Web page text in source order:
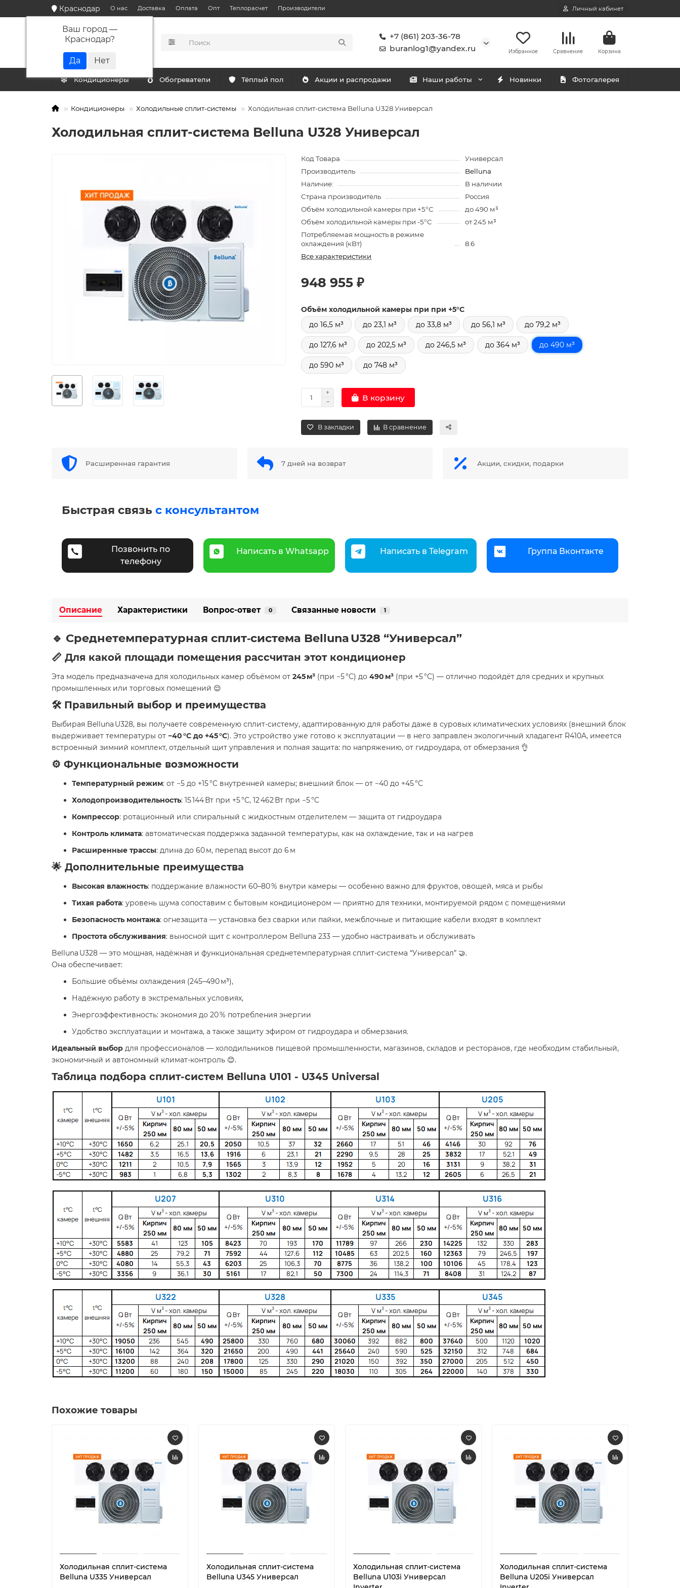
Краснодар
Ваш город —
Краснодар?
О нас Доставка Оплата Опт Теплорасчет Производители Личный кабинет
КАТАЛОГ
+7 (861) 203-36-78
buranlog1@yandex.ru
Избранное Сравнение Корзина
Кондиционеры Обогреватели Тёплый пол Акции и распродажи Наши работы Новинки Фотогалерея
Кондиционеры Холодильные сплит-системы Холодильная сплит-система Belluna U328 Универсал
Холодильная сплит-система Belluna U328 Универсал
Код Товара
Универсал
Производитель
Belluna
Наличие:
В наличии
Страна производитель
Россия
Объём холодильной камеры при +5°С
до 490 м³
Объём холодильной камеры при -5°С
от 245 м³
Потребляемая мощность в режиме
охлаждения (кВт)
8.6
Все характеристики
948 955 ₽
Объём холодильной камеры при при +5°С
до 16,5 м³
до 23,1 м³ до 33,8 м³ до 56,1 м³ до 79,2 м³
до 127,6 м³ до 202,5 м³ до 246,5 м³ до 364 м³ до 490 м³
до 590 м³ до 748 м³
В корзину
В закладки В сравнение
Расширенная гарантия 7 дней на возврат Акции, скидки, подарки
Быстрая связь с консультантом
Позвонить по
телефону
Написать в Whatsapp Написать в Telegram Группа Вконтакте
Описание Характеристики Вопрос-ответ 0 Связанные новости 1
🔹 Среднетемпературная сплит‑система Belluna U328 “Универсал”
📏 Для какой площади помещения рассчитан этот кондиционер
Эта модель предназначена для холодильных камер объёмом от 245 м³ (при −5 °C) до 490 м³ (при +5 °C) — отлично подойдёт для средних и крупных
промышленных или торговых помещений 😌
🛠️ Правильный выбор и преимущества
Выбирая Belluna U328, вы получаете современную сплит-систему, адаптированную для работы даже в суровых климатических условиях (внешний блок
выдерживает температуры от −40 °C до +45 °C). Это устройство уже готово к эксплуатации — в него заправлен экологичный хладагент R410A, имеется
встроенный зимний комплект, отдельный щит управления и полная защита: по напряжению, от гидроудара, от обмерзания 👌
⚙️ Функциональные возможности
Температурный режим: от −5 до +15 °C внутренней камеры; внешний блок — от −40 до +45 °C
Холодопроизводительность: 15 144 Вт при +5 °C, 12 462 Вт при −5 °C
Компрессор: ротационный или спиральный с жидкостным отделителем — защита от гидроудара
Контроль климата: автоматическая поддержка заданной температуры, как на охлаждение, так и на нагрев
Расширенные трассы: длина до 60 м, перепад высот до 6 м
🌟 Дополнительные преимущества
Высокая влажность: поддержание влажности 60–80 % внутри камеры — особенно важно для фруктов, овощей, мяса и рыбы
Тихая работа: уровень шума сопоставим с бытовым кондиционером — приятно для техники, монтируемой рядом с помещениями
Безопасность монтажа: огнезащита — установка без сварки или пайки, межблочные и питающие кабели входят в комплект
Простота обслуживания: выносной щит с контроллером Belluna 233 — удобно настраивать и обслуживать
Belluna U328 — это мощная, надёжная и функциональная среднетемпературная сплит-система “Универсал” 🤝.
Она обеспечивает:
Большие объёмы охлаждения (245–490 м³),
Надёжную работу в экстремальных условиях,
Энергоэффективность: экономия до 20 % потребления энергии
Удобство эксплуатации и монтажа, а также защиту эфиром от гидроудара и обмерзания.
Идеальный выбор для профессионалов — холодильников пищевой промышленности, магазинов, складов и ресторанов, где необходим стабильный,
экономичный и автономный климат-контроль 😊.
Таблица подбора сплит-систем Belluna U101 - U345 Universal
Похожие товары
Холодильная сплит-система
Belluna U335 Универсал
Холодильная сплит-система
Belluna U345 Универсал
Холодильная сплит-система
Belluna U103i Универсал
Холодильная сплит-система
Belluna U205i Универсал